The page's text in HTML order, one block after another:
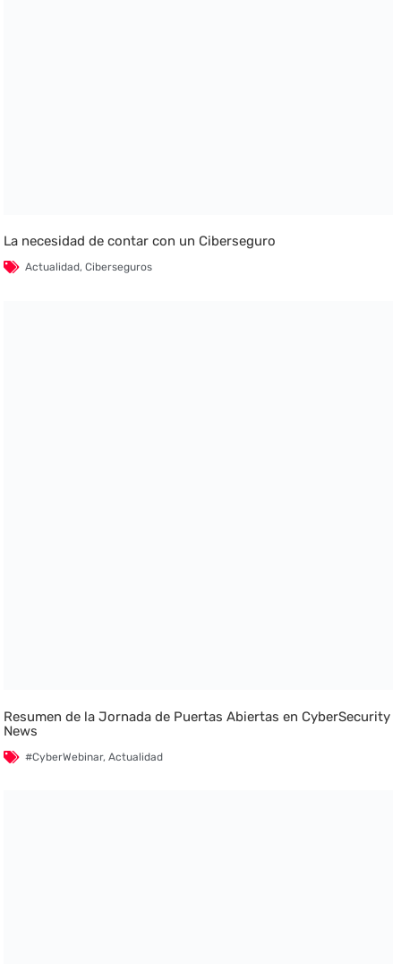
La necesidad de contar con un Ciberseguro
Actualidad,Ciberseguros
Resumen de la Jornada de Puertas Abiertas en CyberSecurity
News
#CyberWebinar,Actualidad